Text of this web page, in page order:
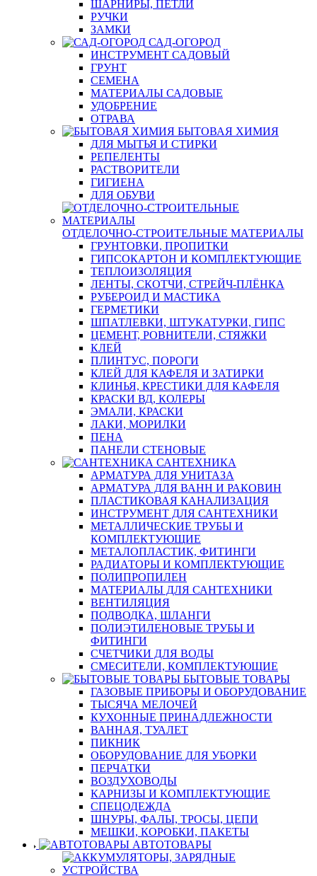
ШАРНИРЫ, ПЕТЛИ
РУЧКИ
ЗАМКИ
САД-ОГОРОД
ИНСТРУМЕНТ САДОВЫЙ
ГРУНТ
СЕМЕНА
МАТЕРИАЛЫ САДОВЫЕ
УДОБРЕНИЕ
ОТРАВА
БЫТОВАЯ ХИМИЯ
ДЛЯ МЫТЬЯ И СТИРКИ
РЕПЕЛЕНТЫ
РАСТВОРИТЕЛИ
ГИГИЕНА
ДЛЯ ОБУВИ
ОТДЕЛОЧНО-СТРОИТЕЛЬНЫЕ МАТЕРИАЛЫ
ГРУНТОВКИ, ПРОПИТКИ
ГИПСОКАРТОН И КОМПЛЕКТУЮЩИЕ
ТЕПЛОИЗОЛЯЦИЯ
ЛЕНТЫ, СКОТЧИ, СТРЕЙЧ-ПЛЁНКА
РУБЕРОИД И МАСТИКА
ГЕРМЕТИКИ
ШПАТЛЕВКИ, ШТУКАТУРКИ, ГИПС
ЦЕМЕНТ, РОВНИТЕЛИ, СТЯЖКИ
КЛЕЙ
ПЛИНТУС, ПОРОГИ
КЛЕЙ ДЛЯ КАФЕЛЯ И ЗАТИРКИ
КЛИНЬЯ, КРЕСТИКИ ДЛЯ КАФЕЛЯ
КРАСКИ ВД, КОЛЕРЫ
ЭМАЛИ, КРАСКИ
ЛАКИ, МОРИЛКИ
ПЕНА
ПАНЕЛИ СТЕНОВЫЕ
САНТЕХНИКА
АРМАТУРА ДЛЯ УНИТАЗА
АРМАТУРА ДЛЯ ВАНН И РАКОВИН
ПЛАСТИКОВАЯ КАНАЛИЗАЦИЯ
ИНСТРУМЕНТ ДЛЯ САНТЕХНИКИ
МЕТАЛЛИЧЕСКИЕ ТРУБЫ И
КОМПЛЕКТУЮЩИЕ
МЕТАЛОПЛАСТИК, ФИТИНГИ
РАДИАТОРЫ И КОМПЛЕКТУЮЩИЕ
ПОЛИПРОПИЛЕН
МАТЕРИАЛЫ ДЛЯ САНТЕХНИКИ
ВЕНТИЛЯЦИЯ
ПОДВОДКА, ШЛАНГИ
ПОЛИЭТИЛЕНОВЫЕ ТРУБЫ И
ФИТИНГИ
СЧЕТЧИКИ ДЛЯ ВОДЫ
СМЕСИТЕЛИ, КОМПЛЕКТУЮЩИЕ
БЫТОВЫЕ ТОВАРЫ
ГАЗОВЫЕ ПРИБОРЫ И ОБОРУДОВАНИЕ
ТЫСЯЧА МЕЛОЧЕЙ
КУХОННЫЕ ПРИНАДЛЕЖНОСТИ
ВАННАЯ, ТУАЛЕТ
ПИКНИК
ОБОРУДОВАНИЕ ДЛЯ УБОРКИ
ПЕРЧАТКИ
ВОЗДУХОВОДЫ
КАРНИЗЫ И КОМПЛЕКТУЮЩИЕ
СПЕЦОДЕЖДА
ШНУРЫ, ФАЛЫ, ТРОСЫ, ЦЕПИ
МЕШКИ, КОРОБКИ, ПАКЕТЫ
АВТОТОВАРЫ